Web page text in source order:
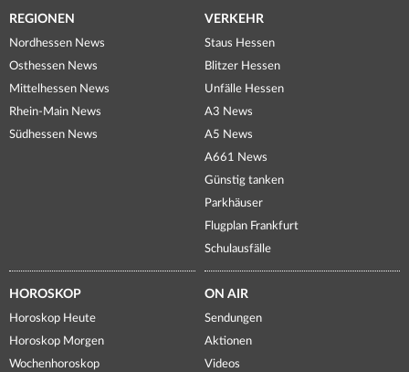
REGIONEN
Nordhessen News
Osthessen News
Mittelhessen News
Rhein-Main News
Südhessen News
VERKEHR
Staus Hessen
Blitzer Hessen
Unfälle Hessen
A3 News
A5 News
A661 News
Günstig tanken
Parkhäuser
Flugplan Frankfurt
Schulausfälle
HOROSKOP
Horoskop Heute
Horoskop Morgen
Wochenhoroskop
ON AIR
Sendungen
Aktionen
Videos